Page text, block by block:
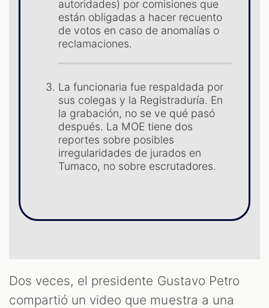
autoridades) por comisiones que
están obligadas a hacer recuento
de votos en caso de anomalías o
reclamaciones.
La funcionaria fue respaldada por
sus colegas y la Registraduría. En
la grabación, no se ve qué pasó
después. La MOE tiene dos
reportes sobre posibles
irregularidades de jurados en
Tumaco, no sobre escrutadores.
Dos veces, el presidente Gustavo Petro
compartió un video que muestra a una